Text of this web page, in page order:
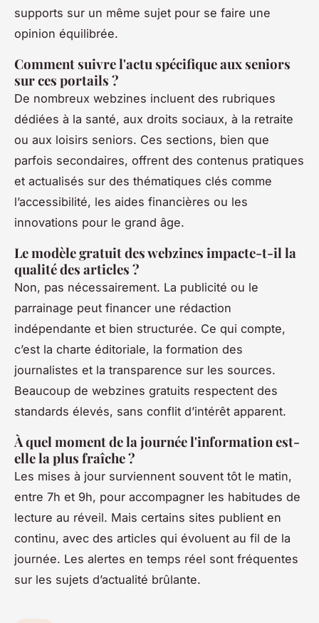
supports sur un même sujet pour se faire une
opinion équilibrée.
Comment suivre l'actu spécifique aux seniors
sur ces portails ?
De nombreux webzines incluent des rubriques
dédiées à la santé, aux droits sociaux, à la retraite
ou aux loisirs seniors. Ces sections, bien que
parfois secondaires, offrent des contenus pratiques
et actualisés sur des thématiques clés comme
l’accessibilité, les aides financières ou les
innovations pour le grand âge.
Le modèle gratuit des webzines impacte-t-il la
qualité des articles ?
Non, pas nécessairement. La publicité ou le
parrainage peut financer une rédaction
indépendante et bien structurée. Ce qui compte,
c’est la charte éditoriale, la formation des
journalistes et la transparence sur les sources.
Beaucoup de webzines gratuits respectent des
standards élevés, sans conflit d’intérêt apparent.
À quel moment de la journée l'information est-
elle la plus fraîche ?
Les mises à jour surviennent souvent tôt le matin,
entre 7h et 9h, pour accompagner les habitudes de
lecture au réveil. Mais certains sites publient en
continu, avec des articles qui évoluent au fil de la
journée. Les alertes en temps réel sont fréquentes
sur les sujets d’actualité brûlante.